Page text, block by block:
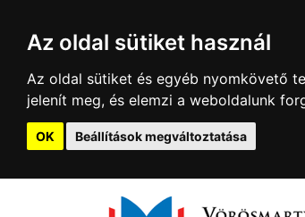
Az oldal sütiket használ
Az oldal sütiket és egyéb nyomkövető
jelenít meg, és elemzi a weboldalunk
OK Beállítások megváltoztatása